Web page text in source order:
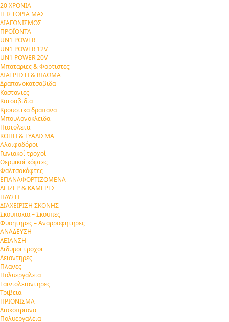
20 ΧΡΟΝΙΑ
Η ΙΣΤΟΡΙΑ ΜΑΣ
ΔΙΑΓΩΝΙΣΜΟΣ
ΠΡΟΪΟΝΤΑ
UN1 POWER
UN1 POWER 12V
UN1 POWER 20V
Μπαταριες & Φορτιστες
ΔΙΑΤΡΗΣΗ & ΒΙΔΩΜΑ
Δραπανοκατσαβιδα
Καστανιες
Κατσαβιδια
Κρουστικα δραπανα
Μπουλονοκλειδα
Πιστολετα
ΚΟΠΗ & ΓΥΑΛΙΣΜΑ
Αλοιφαδόροι
Γωνιακοί τροχοί
Θερμικοί κόφτες
Φαλτσοκόφτες
ΕΠΑΝΑΦΟΡΤΙΖΟΜΕΝΑ
ΛΕΪΖΕΡ & ΚΑΜΕΡΕΣ
ΠΛΥΣΗ
ΔΙΑΧΕΙΡΙΣΗ ΣΚΟΝΗΣ
Σκουπακια – Σκουπες
Φυσητηρες – Αναρροφητηρες
ΑΝΑΔΕΥΣΗ
ΛΕΙΑΝΣΗ
Διδυμοι τροχοι
Λειαντηρες
Πλανες
Πολυεργαλεια
Ταινιολειαντηρες
Τριβεια
ΠΡΙΟΝΙΣΜΑ
Δισκοπριονα
Πολυεργαλεια